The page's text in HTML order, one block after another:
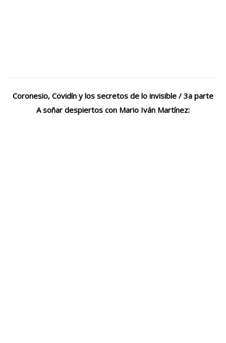
Coronesio, Covidín y los secretos de lo invisible / 3a parte
A soñar despiertos con Mario Iván Martínez: